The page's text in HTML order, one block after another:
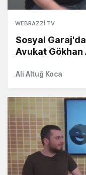
WEBRAZZI TV
Sosyal
Avukat Gökhan
Ali Altuğ Koca